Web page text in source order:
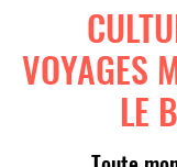
VOYAGES
LE